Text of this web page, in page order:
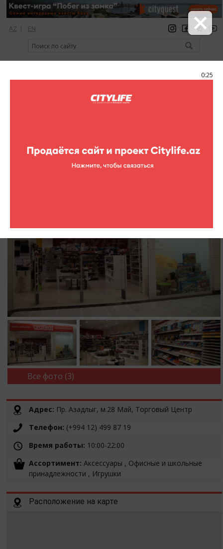
0:25
AZ | EN
регистрация вход Citylife Magazine
Grafika
Все фото (3)
Адрес: Пр. Азадлыг, м.28 Май, Торговый Центр
Телефон: (+994 12) 499 87 19
Время работы: 10:00-22:00
Ассортимент: Аксессуары , Офисные и школьные
принадлежности , Игрушки
Расположение на карте